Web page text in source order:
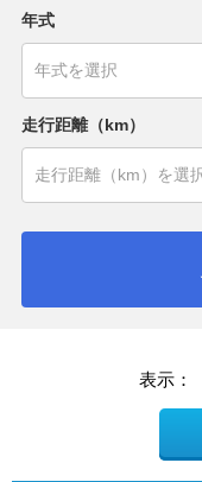
年式
走行距離（km）
表示：